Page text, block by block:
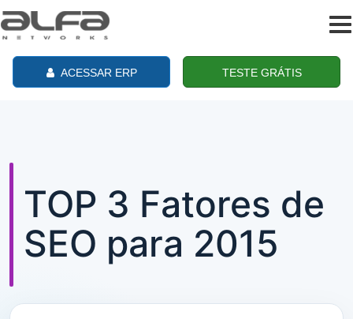
ACESSAR ERP TESTE GRÁTIS
TOP 3 Fatores de
SEO para 2015